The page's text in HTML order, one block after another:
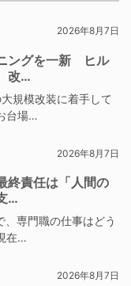
2026年8月7日
ングを一新 ヒル
改…
規模改装に着手して
台場…
2026年8月7日
終責任は「人間の
…
専門職の仕事はどう
在…
2026年8月7日